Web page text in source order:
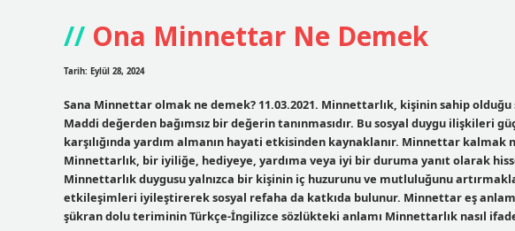
Ona Minnettar Ne Demek
Tarih: Eylül 28, 2024
Sana Minnettar olmak ne demek? 11.03.2021. Minnettarlık, kişinin sahip
Maddi değerden bağımsız bir değerin tanınmasıdır. Bu sosyal duygu ilişkileri
karşılığında yardım almanın hayati etkisinden kaynaklanır. Minnettar
Minnettarlık, bir iyiliğe, hediyeye, yardıma veya iyi bir duruma yanıt olarak
Minnettarlık duygusu yalnızca bir kişinin iç huzurunu ve mutluluğunu
etkileşimleri iyileştirerek sosyal refaha da katkıda bulunur. Minnettar eş
şükran dolu teriminin Türkçe-İngilizce sözlükteki anlamı Minnettarlık nasıl